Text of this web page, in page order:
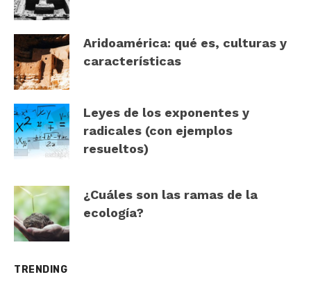
Aridoamérica: qué es, culturas y
características
Leyes de los exponentes y
radicales (con ejemplos
resueltos)
¿Cuáles son las ramas de la
ecología?
TRENDING